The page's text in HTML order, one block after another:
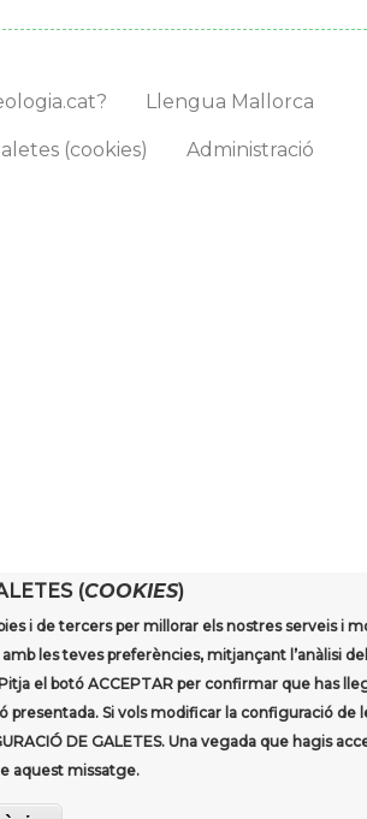
Llengua Mallorca
(cookies) Administració
(COOKIES)
i de tercers per millorar els nostres serveis i
les teves preferències, mitjançant l’anàlisi
el botó ACCEPTAR per confirmar que has
presentada. Si vols modificar la configuració de
DE GALETES. Una vegada que hagis
aquest missatge.